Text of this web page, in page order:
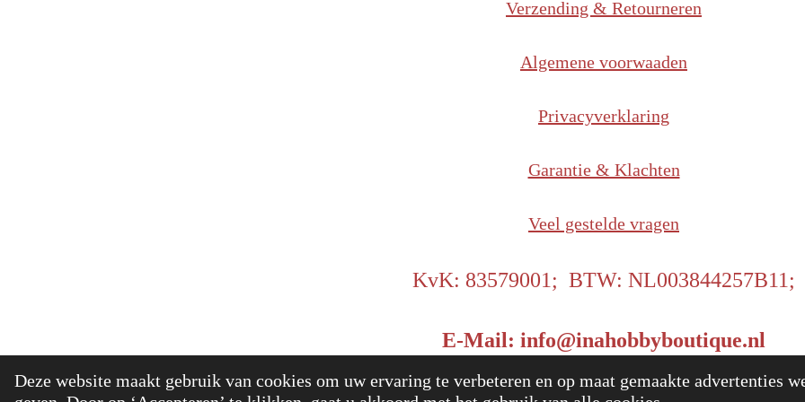
Deze website maakt gebruik van cookies om uw ervaring te verbeteren en op maat gemaakte advertenties
Verzending & Retourneren
Algemene voorwaaden
Privacyverklaring
Garantie & Klachten
Veel gestelde vragen
KvK: 83579001; BTW: NL003844257B11;
E-Mail: info@inahobbyboutique.nl
© 2021 - 2025 InaHobbyBoutique